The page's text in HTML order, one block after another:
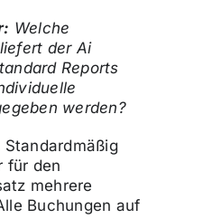
Welche
der Ai
Reports
werden?
Standardmäßig
für den
mehrere
Buchungen auf